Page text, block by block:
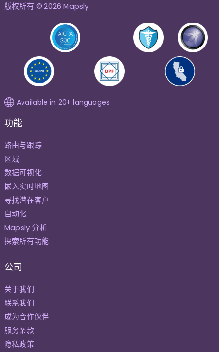
版权所有 © 2026 Mapsly
Available in 20+ languages
功能
路由与跟踪
区域
数据可视化
嵌入实时地图
寻找潜在客户
自动化
Mapsly 分析
探索所有功能
公司
关于我们
联系我们
成为合作伙伴
服务条款
隐私政策